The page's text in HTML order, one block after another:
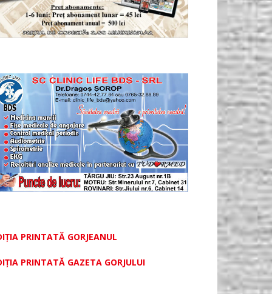
PRINTATĂ GORJEANUL
PRINTATĂ GAZETA GORJULUI